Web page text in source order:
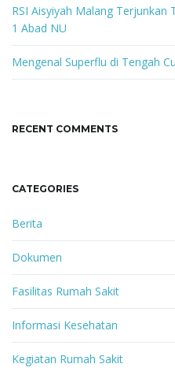
RSI Aisyiyah Malang
1 Abad NU
Mengenal Superflu di Tengah
RECENT COMMENTS
CATEGORIES
Berita
Dokumen
Fasilitas Rumah Sakit
Informasi Kesehatan
Kegiatan Rumah Sakit